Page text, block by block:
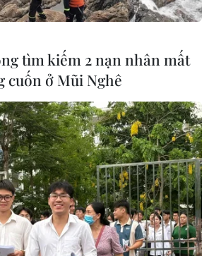
tìm kiếm 2 nạn nhân mất
cuốn ở Mũi Nghê